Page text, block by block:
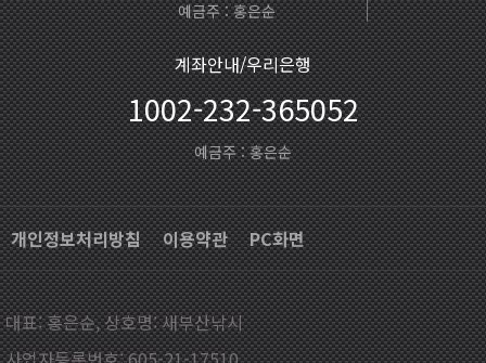
예금주 : 홍은순
계좌안내/우리은행
1002-232-365052
예금주 : 홍은순
개인정보처리방침 이용약관 PC화면
대표: 홍은순, 상호명: 새부산낚시